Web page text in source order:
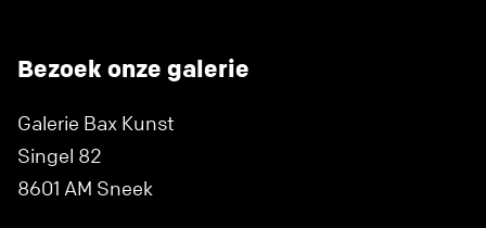
Bezoek onze galerie
Galerie Bax Kunst
Singel 82
8601 AM Sneek